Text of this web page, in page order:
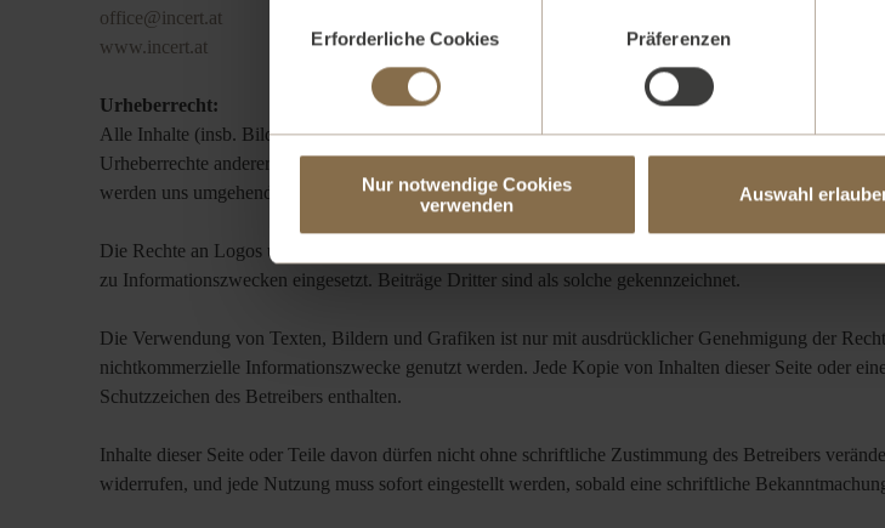
Erforderliche Cookies
Präferenzen
Nur notwendige Cookies
verwenden
Auswahl
office@incert.at
www.incert.at
Urheberrecht:
Alle Inhalte (insb. Bilder, Grafiken, Video- und Audiosequenzen) unterliegen dem
Urheberrechte anderer zu beachten. Sollte uns dies dennoch nicht vollständig gelungen sein,
werden uns umgehend um eine korrekte Regelung bemühen.
Die Rechte an Logos und Grafiken liegen bei den jeweiligen Urhebern. Produkt- und Firmennamen
zu Informationszwecken eingesetzt. Beiträge Dritter sind als solche gekennzeichnet.
Die Verwendung von Texten, Bildern und Grafiken ist nur mit ausdrücklicher Genehmigung der
nichtkommerzielle Informationszwecke genutzt werden. Jede Kopie von Inhalten dieser Seite oder
Schutzzeichen des Betreibers enthalten.
Inhalte dieser Seite oder Teile davon dürfen nicht ohne schriftliche Zustimmung des Betreibers
widerrufen, und jede Nutzung muss sofort eingestellt werden, sobald eine schriftliche